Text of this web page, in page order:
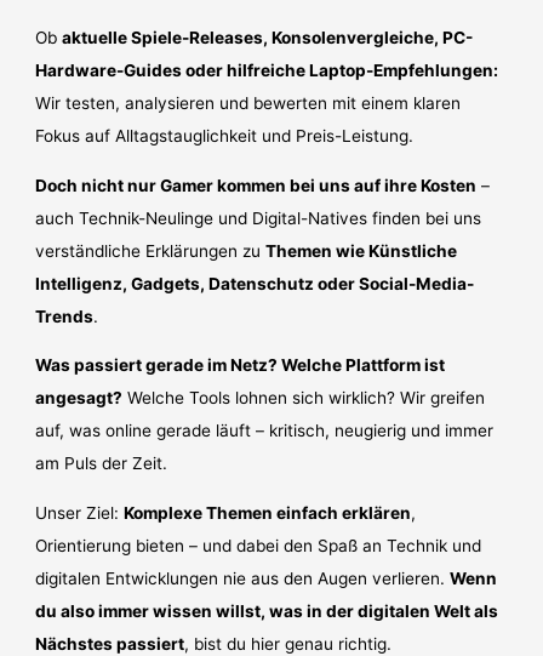
Obaktuelle Spiele-Releases, Konsolenvergleiche, PC-
Hardware-Guides oder hilfreiche Laptop-Empfehlungen:
Wir testen, analysieren und bewerten mit einem klaren
Fokus auf Alltagstauglichkeit und Preis-Leistung.
Doch nicht nur Gamer kommen bei uns auf ihre Kosten –
auch Technik-Neulinge und Digital-Natives finden bei uns
verständliche Erklärungen zuThemen wie Künstliche
Intelligenz, Gadgets, Datenschutz oder Social-Media-
Trends.
Was passiert gerade im Netz? Welche Plattform ist
angesagt? Welche Tools lohnen sich wirklich? Wir greifen
auf, was online gerade läuft – kritisch, neugierig und immer
am Puls der Zeit.
Unser Ziel:Komplexe Themen einfach erklären,
Orientierung bieten – und dabei den Spaß an Technik und
digitalen Entwicklungen nie aus den Augen verlieren.Wenn
du also immer wissen willst, was in der digitalen Welt als
Nächstes passiert, bist du hier genau richtig.